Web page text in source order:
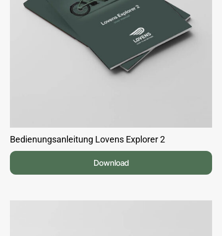
Bedienungsanleitung Lovens Explorer 2
Download